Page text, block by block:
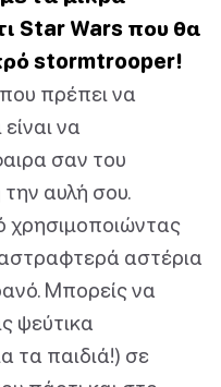
Star Wars που θα
stormtrooper!
πρέπει να
να
σαν του
αυλή σου.
χρησιμοποιώντας
αστέρια
Μπορείς να
ψεύτικα
τα παιδιά!) σε